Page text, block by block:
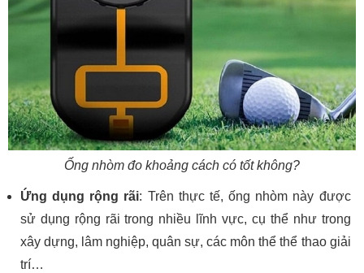
Ống nhòm đo khoảng cách có tốt không?
Ứng dụng rộng rãi: Trên thực tế, ống nhòm này được
sử dụng rộng rãi trong nhiều lĩnh vực, cụ thể như trong
xây dựng, lâm nghiệp, quân sự, các môn thể thể thao giải
trí…